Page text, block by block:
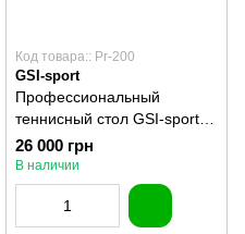
Код товара:: Pr-200
GSI-sport
Профессиональный
теннисный стол GSI-sport
G-profi 200 Pr-200
26 000 грн
В наличии